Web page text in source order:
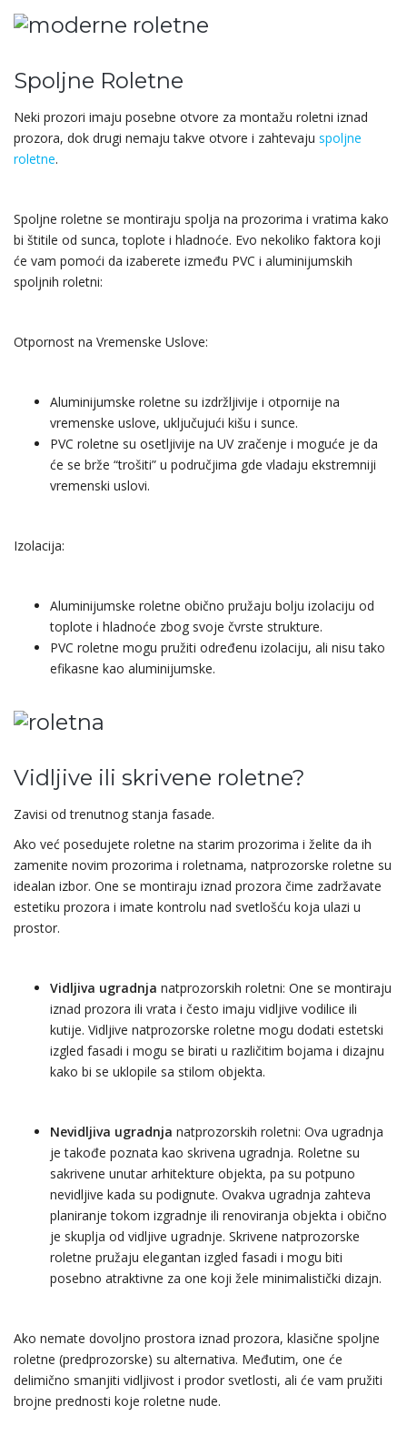
Spoljne Roletne
Neki prozori imaju posebne otvore za montažu roletni iznad
prozora, dok drugi nemaju takve otvore i zahtevaju spoljne
roletne.
Spoljne roletne se montiraju spolja na prozorima i vratima kako
bi štitile od sunca, toplote i hladnoće. Evo nekoliko faktora koji
će vam pomoći da izaberete između PVC i aluminijumskih
spoljnih roletni:
Otpornost na Vremenske Uslove:
Aluminijumske roletne su izdržljivije i otpornije na
vremenske uslove, uključujući kišu i sunce.
PVC roletne su osetljivije na UV zračenje i moguće je da
će se brže “trošiti” u područjima gde vladaju ekstremniji
vremenski uslovi.
Izolacija:
Aluminijumske roletne obično pružaju bolju izolaciju od
toplote i hladnoće zbog svoje čvrste strukture.
PVC roletne mogu pružiti određenu izolaciju, ali nisu tako
efikasne kao aluminijumske.
Vidljive ili skrivene roletne?
Zavisi od trenutnog stanja fasade.
Ako već posedujete roletne na starim prozorima i želite da ih
zamenite novim prozorima i roletnama, natprozorske roletne su
idealan izbor. One se montiraju iznad prozora čime zadržavate
estetiku prozora i imate kontrolu nad svetlošću koja ulazi u
prostor.
Vidljiva ugradnja natprozorskih roletni: One se montiraju
iznad prozora ili vrata i često imaju vidljive vodilice ili
kutije. Vidljive natprozorske roletne mogu dodati estetski
izgled fasadi i mogu se birati u različitim bojama i dizajnu
kako bi se uklopile sa stilom objekta.
Nevidljiva ugradnja natprozorskih roletni: Ova ugradnja
je takođe poznata kao skrivena ugradnja. Roletne su
sakrivene unutar arhitekture objekta, pa su potpuno
nevidljive kada su podignute. Ovakva ugradnja zahteva
planiranje tokom izgradnje ili renoviranja objekta i obično
je skuplja od vidljive ugradnje. Skrivene natprozorske
roletne pružaju elegantan izgled fasadi i mogu biti
posebno atraktivne za one koji žele minimalistički dizajn.
Ako nemate dovoljno prostora iznad prozora, klasične spoljne
roletne (predprozorske) su alternativa. Međutim, one će
delimično smanjiti vidljivost i prodor svetlosti, ali će vam pružiti
brojne prednosti koje roletne nude.